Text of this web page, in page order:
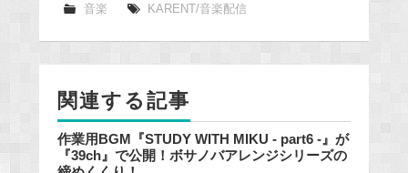
e
k
音楽 KARENT/音楽配信
関連する記事
作業用BGM『STUDY WITH MIKU - part6 -』が
『39ch』で公開！ボサノバアレンジシリーズの